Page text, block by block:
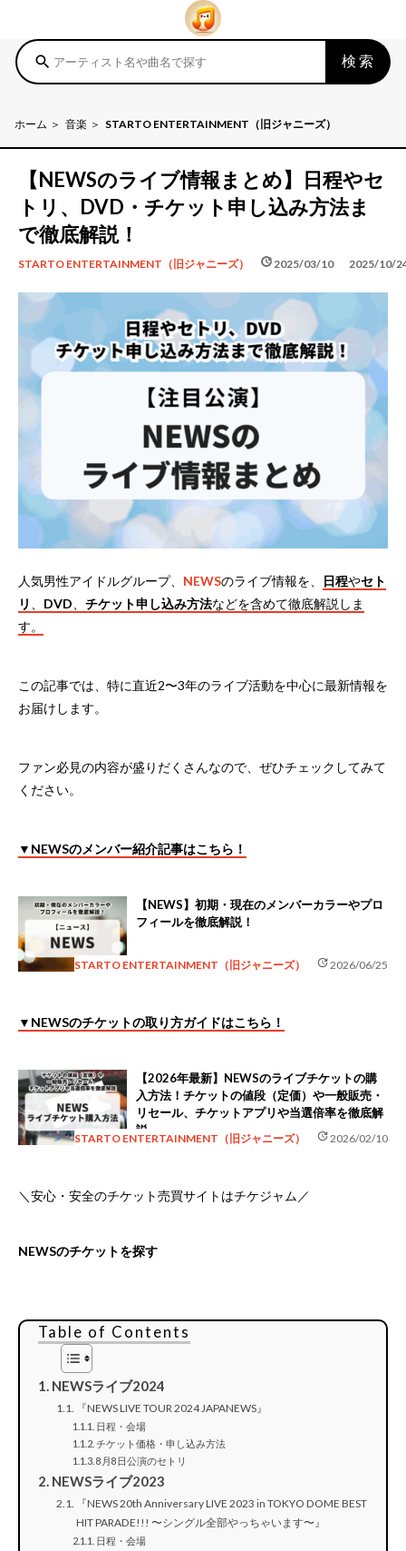
search 検索
ホーム 音楽 STARTO ENTERTAINMENT（旧ジャニーズ）
【NEWSのライブ情報まとめ】日程やセ
トリ、DVD・チケット申し込み方法ま
で徹底解説！
STARTO ENTERTAINMENT（旧ジャニーズ） schedule 2025/03/10
update 2025/10/
人気男性アイドルグループ、 NEWSのライブ情報を、 日程やセト
リ
DVD チケット申し込み方法などを含めて徹底解説しま
す。
この記事では、特に直近2〜3年のライブ活動を中心に最新情報を
お届けします。
ファン必見の内容が盛りだくさんなので、ぜひチェックしてみて
ください。
▼NEWSのメンバー紹介記事はこちら！
【NEWS】初期・現在のメンバーカラーやプロ
フィールを徹底解説！
STARTO ENTERTAINMENT（旧ジャニーズ） update2026/06/25
▼NEWSのチケットの取り方ガイドはこちら！
【2026年最新】NEWSのライブチケットの購
入方法！チケットの値段（定価）や一般販売・
リセール、チケットアプリや当選倍率を徹底解
説
STARTO ENTERTAINMENT（旧ジャニーズ） update2026/02/10
＼安心・安全のチケット売買サイトはチケジャム／
NEWSのチケットを探す
Table of Contents
NEWSライブ2024
『NEWS LIVE TOUR 2024 JAPANEWS』
日程・会場
チケット価格・申し込み方法
8月8日公演のセトリ
NEWSライブ2023
『NEWS 20th Anniversary LIVE 2023 in TOKYO DOME BEST
HIT PARADE!!! 〜シングル全部やっちゃいます〜』
日程・会場